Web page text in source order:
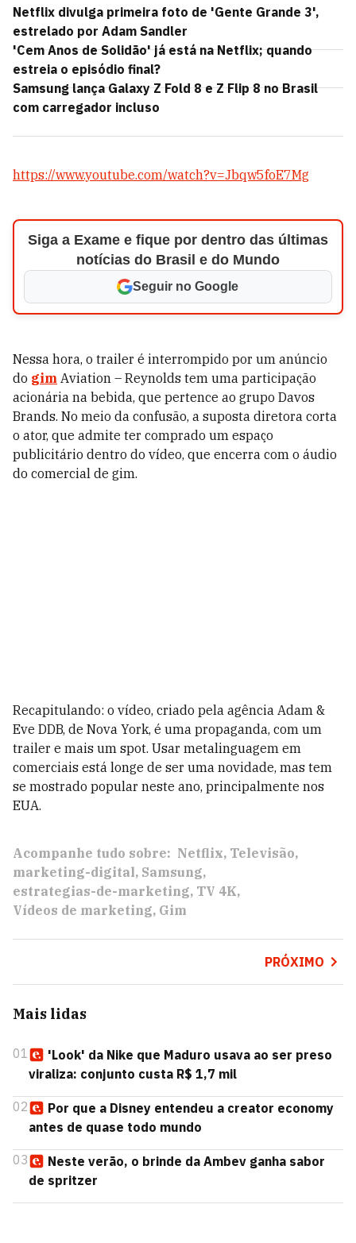
Netflix divulga primeira foto de 'Gente Grande 3',
estrelado por Adam Sandler
'Cem Anos de Solidão' já está na Netflix; quando
estreia o episódio final?
Samsung lança Galaxy Z Fold 8 e Z Flip 8 no Brasil
com carregador incluso
https://www.youtube.com/watch?v=Jbqw5foE7Mg
Siga a Exame e fique por dentro das últimas
notícias do Brasil e do Mundo
Seguir no Google
Nessa hora, o trailer é interrompido por um anúncio
do gim Aviation – Reynolds tem uma participação
acionária na bebida, que pertence ao grupo Davos
Brands. No meio da confusão, a suposta diretora corta
o ator, que admite ter comprado um espaço
publicitário dentro do vídeo, que encerra com o áudio
do comercial de gim.
Recapitulando: o vídeo, criado pela agência Adam &
Eve DDB, de Nova York, é uma propaganda, com um
trailer e mais um spot. Usar metalinguagem em
comerciais está longe de ser uma novidade, mas tem
se mostrado popular neste ano, principalmente nos
EUA.
Acompanhe tudo sobre: Netflix Televisão
marketing-digital Samsung
estrategias-de-marketing TV 4K
Vídeos de marketing Gim
PRÓXIMO
Mais lidas
01
'Look' da Nike que Maduro usava ao ser preso
viraliza: conjunto custa R$ 1,7 mil
02
Por que a Disney entendeu a creator economy
antes de quase todo mundo
03
Neste verão, o brinde da Ambev ganha sabor
de spritzer